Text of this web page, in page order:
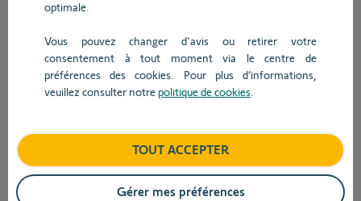
valeurs
barre
recherche,
suggestions
s'affichent
automatiquement
pour
Retour
Comment ajouter mon alarme sur
Produits concernés :
Home Keeper
optimale.
Vous pouvez changer d'avis ou retirer votre
consentement à tout moment via le centre de
préférences des cookies. Pour plus d’informations,
veuillez consulter notre politique de cookies
TOUT ACCEPTER
Gérer mes préférences